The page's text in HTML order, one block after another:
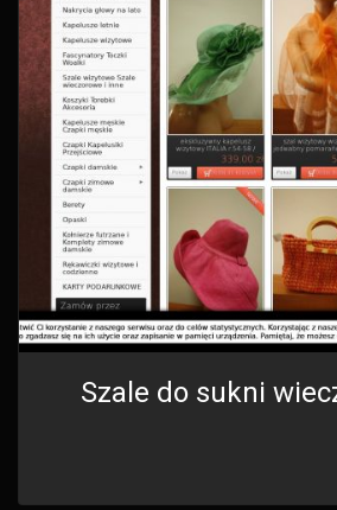
Szale do sukni